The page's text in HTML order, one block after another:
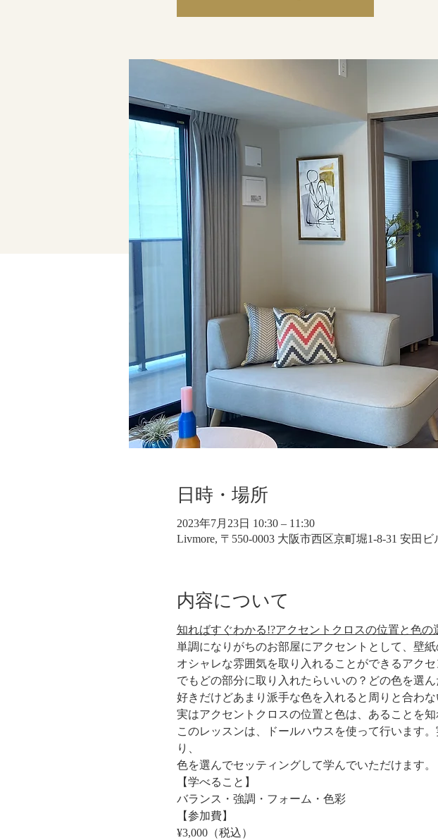
日時・場所
2023年7月23日 10:30 – 11:30
Livmore, 〒550-0003 大阪市西区京町堀1-8-31 安田ビ
内容について
知ればすぐわかる!?アクセントクロスの位置と色の
単調になりがちのお部屋にアクセントとして、壁
オシャレな雰囲気を取り入れることができるアクセ
でもどの部分に取り入れたらいいの？どの色を選
好きだけどあまり派手な色を入れると周りと合わ
実はアクセントクロスの位置と色は、あることを
このレッスンは、ドールハウスを使って行います
り、
色を選んでセッティングして学んでいただけます。
【学べること】
バランス・強調・フォーム・色彩
【参加費】
¥3,000（税込）